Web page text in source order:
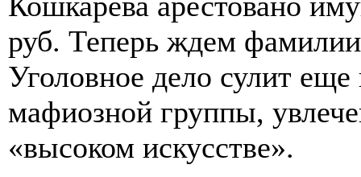
руб. Теперь ждем
Уголовное дело сулит
мафиозной группы,
«высоком искусстве».